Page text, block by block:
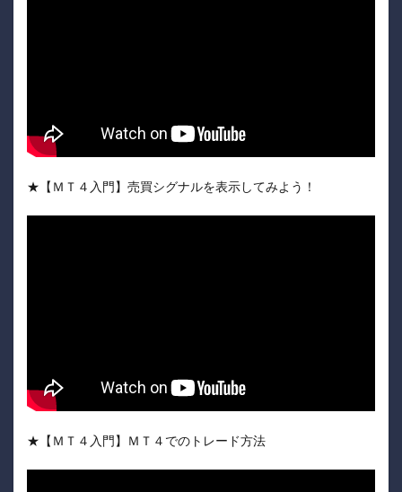
★【ＭＴ４入門】売買シグナルを表示してみよう！
★【ＭＴ４入門】ＭＴ４でのトレード方法